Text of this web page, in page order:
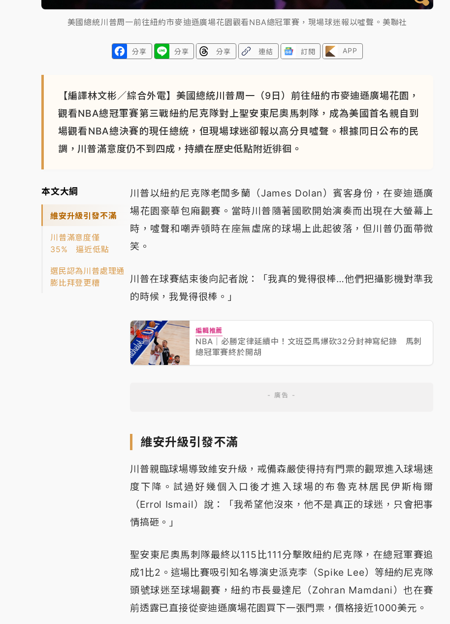
美國總統川普周一前往紐約市麥迪遜廣場花園觀看NBA總冠軍賽，現場球迷報以噓聲。美聯社
分享 分享 分享 連結 訂閱 APP
【編譯林文彬／綜合外電】美國總統川普周一（9日）前往紐約市麥迪遜廣場花園，
觀看NBA總冠軍賽第三戰紐約尼克隊對上聖安東尼奧馬刺隊，成為美國首名親自到
場觀看NBA總決賽的現任總統，但現場球迷卻報以高分貝噓聲。根據同日公布的民
調，川普滿意度仍不到四成，持續在歷史低點附近徘徊。
本文大綱
維安升級引發不滿
川普滿意度僅
35% 逼近低點
選民認為川普處理通
膨比拜登更糟
川普以紐約尼克隊老闆多蘭（James Dolan）賓客身份，在麥迪遜廣
場花園豪華包廂觀賽。當時川普隨著國歌開始演奏而出現在大螢幕上
時，噓聲和嘲弄頓時在座無虛席的球場上此起彼落，但川普仍面帶微
笑。
川普在球賽結束後向記者說：「我真的覺得很棒…他們把攝影機對準我
的時候，我覺得很棒。」
編輯推薦
NBA｜必勝定律延續中！文班亞馬爆砍32分封神寫紀錄 馬刺
總冠軍賽終於開胡
維安升級引發不滿
川普親臨球場導致維安升級，戒備森嚴使得持有門票的觀眾進入球場速
度下降。試過好幾個入口後才進入球場的布魯克林居民伊斯梅爾
（Errol Ismail）說：「我希望他沒來，他不是真正的球迷，只會把事
情搞砸。」
聖安東尼奧馬刺隊最終以115比111分擊敗紐約尼克隊，在總冠軍賽追
成1比2。這場比賽吸引知名導演史派克李（Spike Lee）等紐約尼克隊
頭號球迷至球場觀賽，紐約市長曼達尼（Zohran Mamdani）也在賽
前透露已直接從麥迪遜廣場花園買下一張門票，價格接近1000美元。